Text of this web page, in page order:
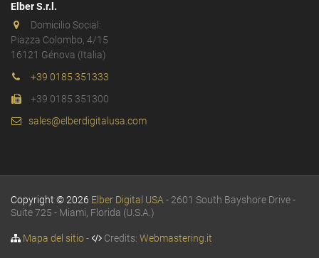
Elber S.r.l.
Domicilio Social:
Piazza Colombo, 4/15
16121 Génova (Italia)
+39 0185 351333
+39 0185 351300
sales@elberdigitalusa.com
Copyright © 2026 Elber Digital USA- 2601 South Bayshore Drive -
Suite 725 - Miami, Florida (U.S.A.)
Mapa del sitio- Credits: Webmastering.it